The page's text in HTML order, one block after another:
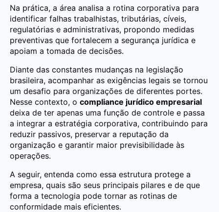
Na prática, a área analisa a rotina corporativa para
identificar falhas trabalhistas, tributárias, cíveis,
regulatórias e administrativas, propondo medidas
preventivas que fortalecem a segurança jurídica e
apoiam a tomada de decisões.
Diante das constantes mudanças na legislação
brasileira, acompanhar as exigências legais se tornou
um desafio para organizações de diferentes portes.
Nesse contexto, o compliance jurídico empresarial
deixa de ter apenas uma função de controle e passa
a integrar a estratégia corporativa, contribuindo para
reduzir passivos, preservar a reputação da
organização e garantir maior previsibilidade às
operações.
A seguir, entenda como essa estrutura protege a
empresa, quais são seus principais pilares e de que
forma a tecnologia pode tornar as rotinas de
conformidade mais eficientes.